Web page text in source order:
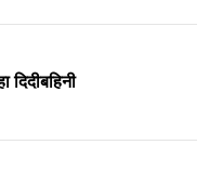
दिदीबहिनी